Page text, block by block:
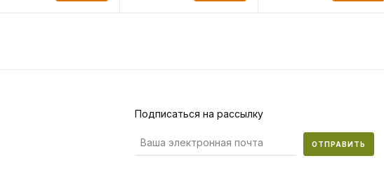
Подписаться на рассылку
ОТПРАВИТЬ